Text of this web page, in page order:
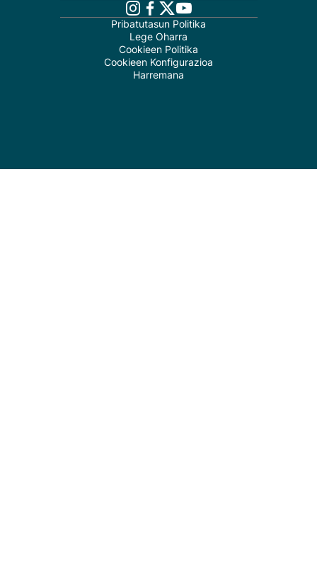
Pribatutasun Politika
Lege Oharra
Cookieen Politika
Cookieen Konfigurazioa
Harremana